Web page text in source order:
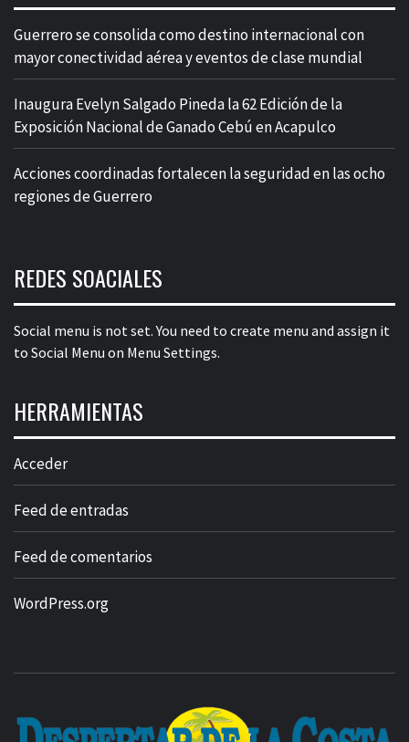
Guerrero se consolida como destino internacional con
mayor conectividad aérea y eventos de clase mundial
Inaugura Evelyn Salgado Pineda la 62 Edición de la
Exposición Nacional de Ganado Cebú en Acapulco
Acciones coordinadas fortalecen la seguridad en las ocho
regiones de Guerrero
REDES SOACIALES
Social menu is not set. You need to create menu and assign it
to Social Menu on Menu Settings.
HERRAMIENTAS
Acceder
Feed de entradas
Feed de comentarios
WordPress.org